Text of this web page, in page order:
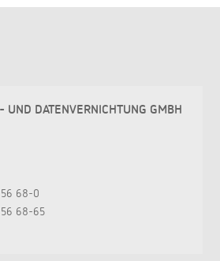
UND DATENVERNICHTUNG GMBH
56 68-0
56 68-65